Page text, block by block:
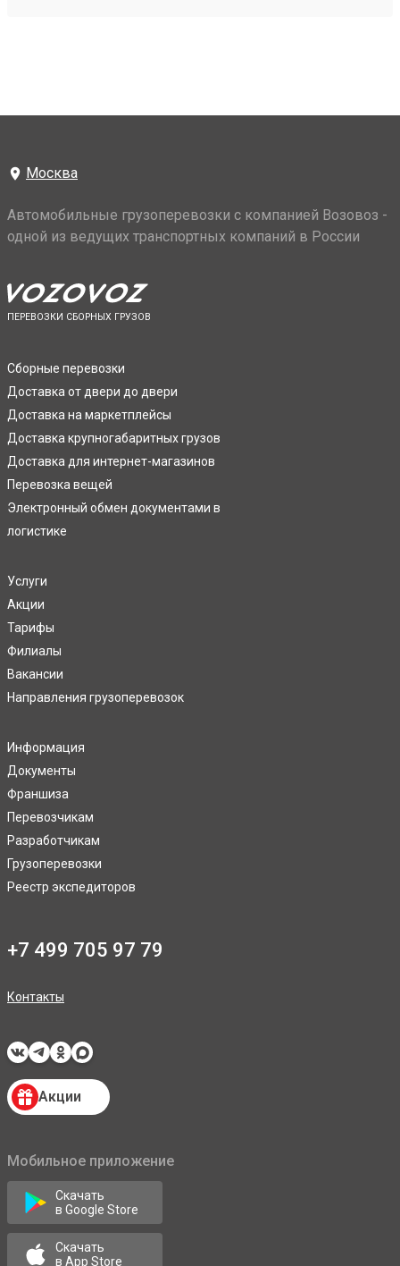
Москва
Автомобильные грузоперевозки с компанией Возовоз -
одной из ведущих транспортных компаний в России
ПЕРЕВОЗКИ СБОРНЫХ ГРУЗОВ
Сборные перевозки
Доставка от двери до двери
Доставка на маркетплейсы
Доставка крупногабаритных грузов
Доставка для интернет-магазинов
Перевозка вещей
Электронный обмен документами в
логистике
Услуги
Акции
Тарифы
Филиалы
Вакансии
Направления грузоперевозок
Информация
Документы
Франшиза
Перевозчикам
Разработчикам
Грузоперевозки
Реестр экспедиторов
+7 499 705 97 79
Контакты
Акции
Мобильное приложение
Скачать
в Google Store
Скачать
в App Store